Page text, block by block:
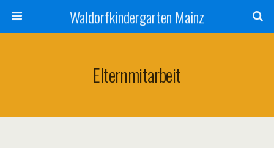
Waldorfkindergarten Mainz
Elternmitarbeit